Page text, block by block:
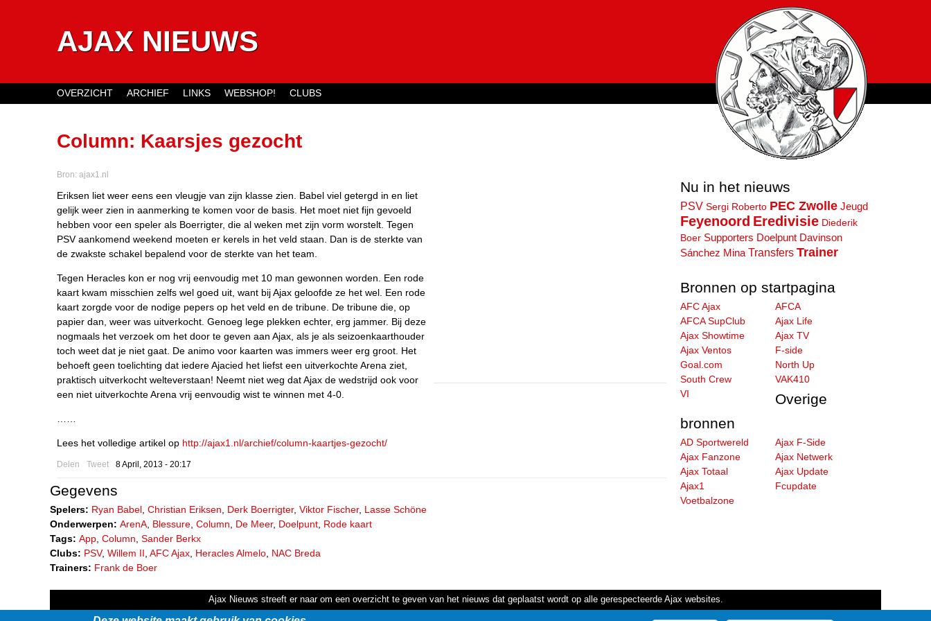
AJAX NIEUWS
Column: Kaarsjes gezocht
Bron: ajax1.nl
Eriksen liet weer eens een vleugje van zijn klasse zien. Babel viel getergd in en liet
gelijk weer zien in aanmerking te komen voor de basis. Het moet niet fijn gevoeld
hebben voor een speler als Boerrigter, die al weken met zijn vorm worstelt. Tegen
PSV aankomend weekend moeten er kerels in het veld staan. Dan is de sterkte van
de zwakste schakel bepalend voor de sterkte van het team.
Tegen Heracles kon er nog vrij eenvoudig met 10 man gewonnen worden. Een rode
kaart kwam misschien zelfs wel goed uit, want bij Ajax geloofde ze het wel. Een rode
kaart zorgde voor de nodige pepers op het veld en de tribune. De tribune die, op
papier dan, weer was uitverkocht. Genoeg lege plekken echter, erg jammer. Bij deze
nogmaals het verzoek om het door te geven aan Ajax, als je als seizoenkaarthouder
toch weet dat je niet gaat. De animo voor kaarten was immers weer erg groot. Het
behoeft geen toelichting dat iedere Ajacied het liefst een uitverkochte Arena ziet,
praktisch uitverkocht welteverstaan! Neemt niet weg dat Ajax de wedstrijd ook voor
een niet uitverkochte Arena vrij eenvoudig wist te winnen met 4-0.
Lees het volledige artikel op http://ajax1.nl/archief/column-kaartjes-gezocht/
Delen Tweet 8 April, 2013 - 20:17
Gegevens
Spelers: Ryan Babel Christian Eriksen Derk Boerrigter, Viktor Fischer, Lasse Schöne
Onderwerpen: ArenA Blessure Column De Meer, Doelpunt Rode kaart
Tags: App Column Sander Berkx
Clubs: PSV, Willem II AFC Ajax Heracles Almelo NAC Breda
Trainers: Frank de Boer
OVERZICHT ARCHIEF LINKS WEBSHOP! CLUBS
Nu in het nieuws
PSV Sergi Roberto PEC Zwolle Jeugd
Feyenoord Eredivisie Diederik
Boer Supporters Doelpunt Davinson
Sánchez Mina Transfers Trainer
Bronnen op startpagina
AFC Ajax
AFCA
AFCA SupClub
Ajax Life
Ajax Showtime
Ajax TV
Ajax Ventos
F-side
Goal.com
North Up
South Crew
VAK410
VI
Overige
bronnen
AD Sportwereld
Ajax F-Side
Ajax Fanzone
Ajax Netwerk
Ajax Totaal
Ajax Update
Ajax1
Fcupdate
Voetbalzone
Ajax Nieuws streeft er naar om een overzicht te geven van het nieuws dat geplaatst wordt op alle gerespecteerde Ajax websites.